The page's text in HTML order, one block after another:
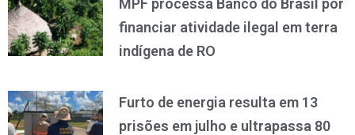
financiar atividade ilegal em terra
indígena de RO
Furto de energia resulta em 13
prisões em julho e ultrapassa 80